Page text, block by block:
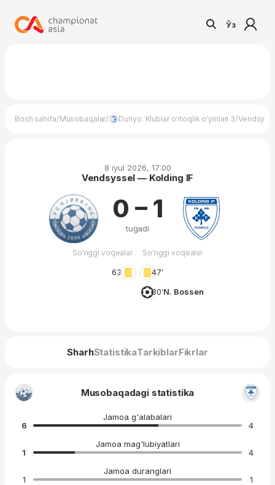
Ўз
Bosh sahifa/Musobaqalar/ Dunyo. Klublar o'rtoqlik o'yinlari 3/
8 iyul 2026, 17:00
Vendsyssel — Kolding IF
So'nggi voqealar
63′
0 – 1
tugadi
So'nggi voqealar
47′
30′N. Bossen
SharhStatistikaTarkiblarFikrlar
Musobaqadagi statistika
Jamoa g'alabalari
6
4
Jamoa mag'lubiyatlari
1
4
Jamoa duranglari
1
1